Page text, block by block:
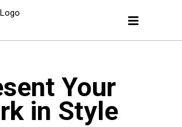
Your
in Style